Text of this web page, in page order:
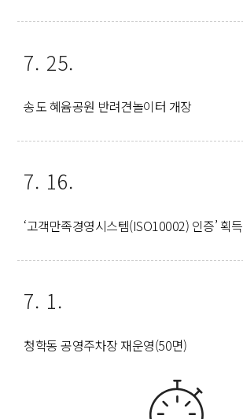
7. 25.
송도 혜윰공원 반려견놀이터 개장
7. 16.
‘고객만족경영시스템(ISO10002) 인증’ 획득
7. 1.
청학동 공영주차장 재운영(50면)